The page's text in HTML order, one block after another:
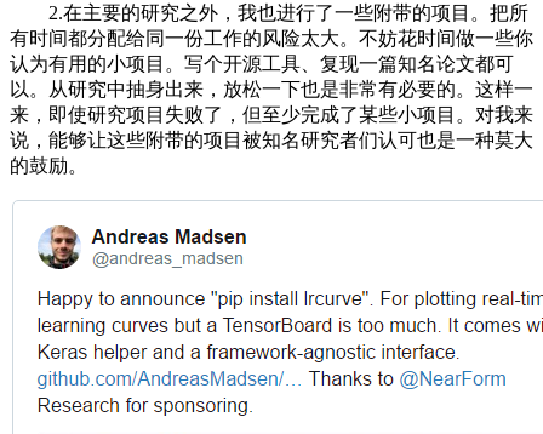
2.在主要的研究之外，我也进行了一些附带的项目。把所
有时间都分配给同一份工作的风险太大。不妨花时间做一些你
认为有用的小项目。写个开源工具、复现一篇知名论文都可
以。从研究中抽身出来，放松一下也是非常有必要的。这样一
来，即使研究项目失败了，但至少完成了某些小项目。对我来
说，能够让这些附带的项目被知名研究者们认可也是一种莫大
的鼓励。